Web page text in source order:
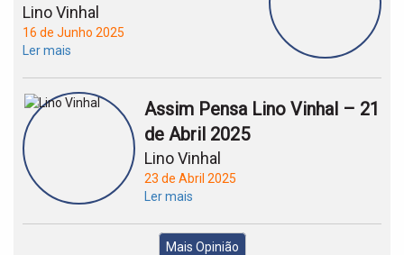
Lino Vinhal
16 de Junho 2025
Ler mais
Assim Pensa Lino Vinhal – 21
de Abril 2025
Lino Vinhal
23 de Abril 2025
Ler mais
Mais Opinião